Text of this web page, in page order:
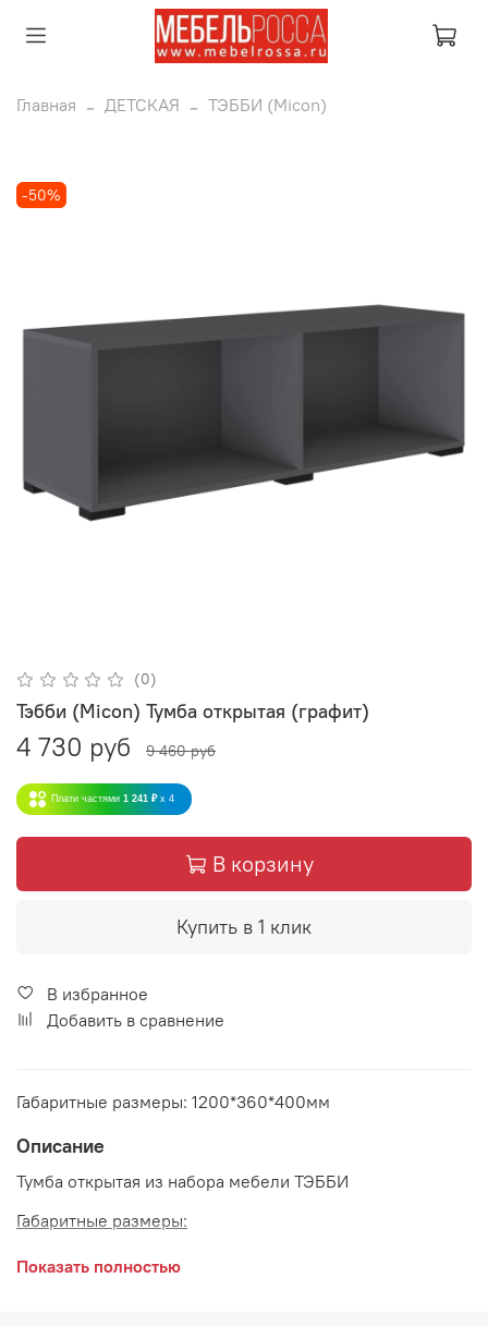
Главная ДЕТСКАЯ ТЭББИ (Micon)
-50%
(0)
Тэбби (Micon) Тумба открытая (графит)
4 730 руб 9 460 руб
Плати частями 1 241 ₽ x 4
В корзину
Купить в 1 клик
В избранное
Добавить в сравнение
Габаритные размеры: 1200*360*400мм
Описание
Тумба открытая из набора мебели ТЭББИ
Габаритные размеры:
длина 1200 мм
Показать полностью